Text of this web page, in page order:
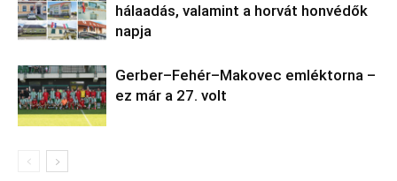
hálaadás, valamint a horvát honvédők
napja
Gerber–Fehér–Makovec emléktorna –
ez már a 27. volt